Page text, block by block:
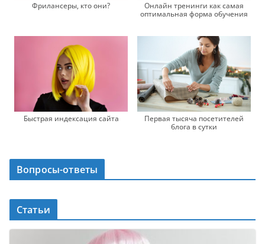
Фрилансеры, кто они?
Онлайн тренинги как самая
оптимальная форма обучения
Быстрая индексация сайта
Первая тысяча посетителей
блога в сутки
Вопросы-ответы
Статьи